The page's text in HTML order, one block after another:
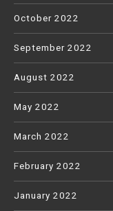
October 2022
September 2022
August 2022
May 2022
March 2022
February 2022
January 2022